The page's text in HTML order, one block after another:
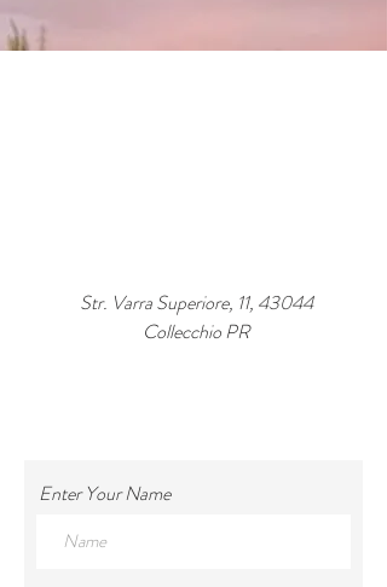
Str. Varra Superiore, 11, 43044
Collecchio PR
Enter Your Name